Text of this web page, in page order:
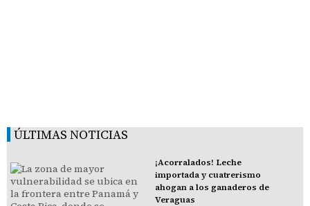
ÚLTIMAS NOTICIAS
¡Acorralados! Leche
importada y cuatrerismo
ahogan a los ganaderos de
Veraguas